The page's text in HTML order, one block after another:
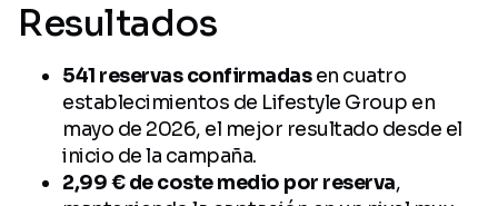
Resultados
541 reservas confirmadasen cuatro
establecimientos de Lifestyle Group en
mayo de 2026, el mejor resultado desde el
inicio de la campaña.
2,99 € de coste medio por reserva,